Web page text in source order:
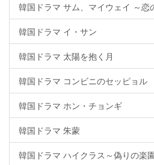
韓国ドラマ サム、マイウェイ ～恋
韓国ドラマ イ・サン
韓国ドラマ 太陽を抱く月
韓国ドラマ コンビニのセッピョル
韓国ドラマ ホン・チョンギ
韓国ドラマ 朱蒙
韓国ドラマ ハイクラス～偽りの楽